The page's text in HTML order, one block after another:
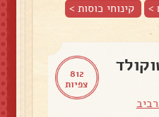
> קינוחי כוסות>
812
צפיות